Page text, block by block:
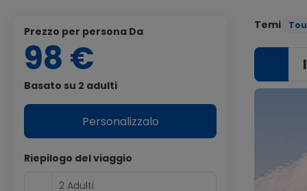
Temi
Prezzo per persona Da
98 €
Basato su 2 adulti
Personalizzalo
Riepilogo del viaggio
2 Adulti